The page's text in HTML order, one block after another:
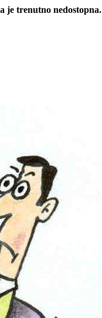
je trenutno nedostopna.